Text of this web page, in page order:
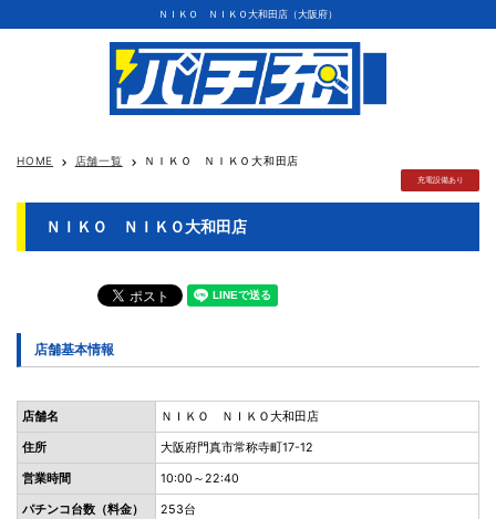
ＮＩＫＯ ＮＩＫＯ大和田店（大阪府）
HOME keyboard_arrow_right 店舗一覧 keyboard_arrow_right ＮＩＫＯ ＮＩＫＯ大和田店
充電設備あり
ＮＩＫＯ ＮＩＫＯ大和田店
店舗基本情報
店舗名 ＮＩＫＯ ＮＩＫＯ大和田店
住所 大阪府門真市常称寺町17-12
営業時間 10:00～22:40
パチンコ台数（料金） 253台